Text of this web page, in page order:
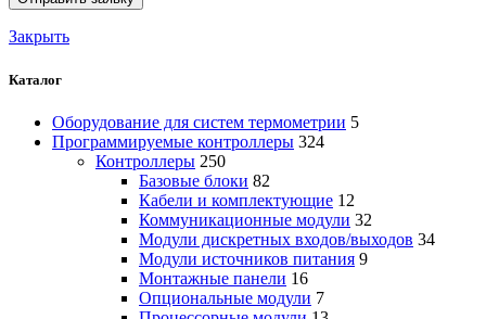
Закрыть
Каталог
Оборудование для систем термометрии 5
Программируемые контроллеры 324
Контроллеры 250
Базовые блоки 82
Кабели и комплектующие 12
Коммуникационные модули 32
Модули дискретных входов/выходов 34
Модули источников питания 9
Монтажные панели 16
Опциональные модули 7